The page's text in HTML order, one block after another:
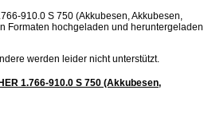
910.0 S 750 (Akkubesen, Akkubesen,
Formaten hochgeladen und heruntergeladen
werden leider nicht unterstützt.
1.766-910.0 S 750 (Akkubesen,